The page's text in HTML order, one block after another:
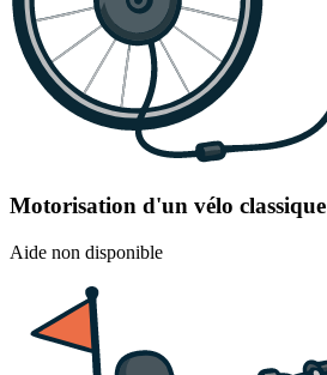
Motorisation d'un vélo classique
Aide non disponible